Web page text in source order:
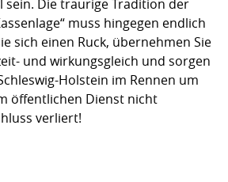
sein. Die traurige Tradition der
muss hingegen endlich
sich einen Ruck, übernehmen Sie
und wirkungsgleich und sorgen
Holstein im Rennen um
öffentlichen Dienst nicht
verliert!